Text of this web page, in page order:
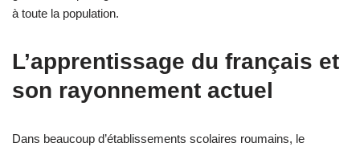
à toute la population.
L’apprentissage du français et
son rayonnement actuel
Dans beaucoup d’établissements scolaires roumains, le